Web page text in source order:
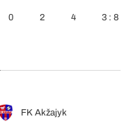
0 2 4 3 : 8
FK Akžajyk